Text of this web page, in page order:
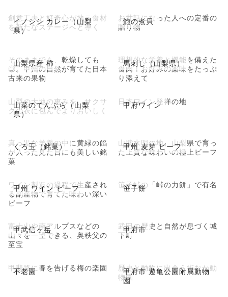
イノシシ カレー（山梨
県）
創意工夫と好奇心が地元食材
を新たなステージへと導く
鮑の煮貝
お世話になった人への定番の
贈り物
山梨県産 柿
そのままでも、乾燥しても
◎。甲州の自然が育てた日本
古来の果物
馬刺し（山梨県）
理想的な栄養と機能を備えた
食肉！お好みの薬味をたっぷ
り添えて
山菜のてんぷら（山梨
県）
山梨の大地の恵みを、サクサ
クの衣に包んでよりおいしく
甲府ワイン
日本ワイン発祥の地
くろ玉（銘菓）
真っ黒な羊羹の中に黄緑の餡
が入った見た目にも美しい銘
菓
甲州 麦芽 ビーフ
山紫水明の地、山梨県で育っ
た上質な味わいの極上ビーフ
甲州 ワイン ビーフ
ワイン製造の過程で生産され
る副産物で育てた味わい深い
ビーフ
笹子餅
笹子峠の「峠の力餅」で有名
甲武信ヶ岳
富士山や南アルプスなどの
山々を一望できる、奥秩父の
至宝
甲府市
武田の歴史と自然が息づく城
下町
不老園
甲斐路に春を告げる梅の楽園
甲府市 遊亀公園附属動物
園
歴史と動物に出会う街なか動
物園